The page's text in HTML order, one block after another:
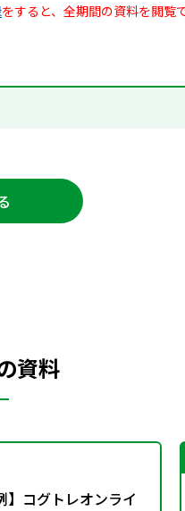
をすると、全期間の資料を閲覧
資料
】コグトレオンライ